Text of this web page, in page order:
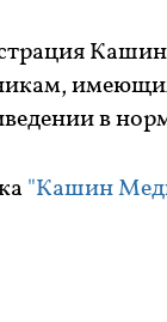
в
"Кашин